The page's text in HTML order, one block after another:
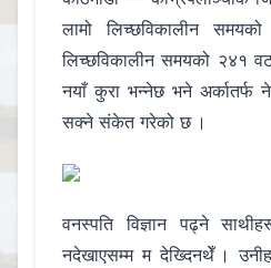
लामो लिच्छविकालीन
लिच्छविकालीन समयको २४१
नयाँ कुरा भन्नेछ भने अर्कातर्फ
सक्ने संकेत गरेको छ ।
वनस्पति विज्ञान पढ्ने
नदेखाएसम्म म देख्दिनथेँ ।